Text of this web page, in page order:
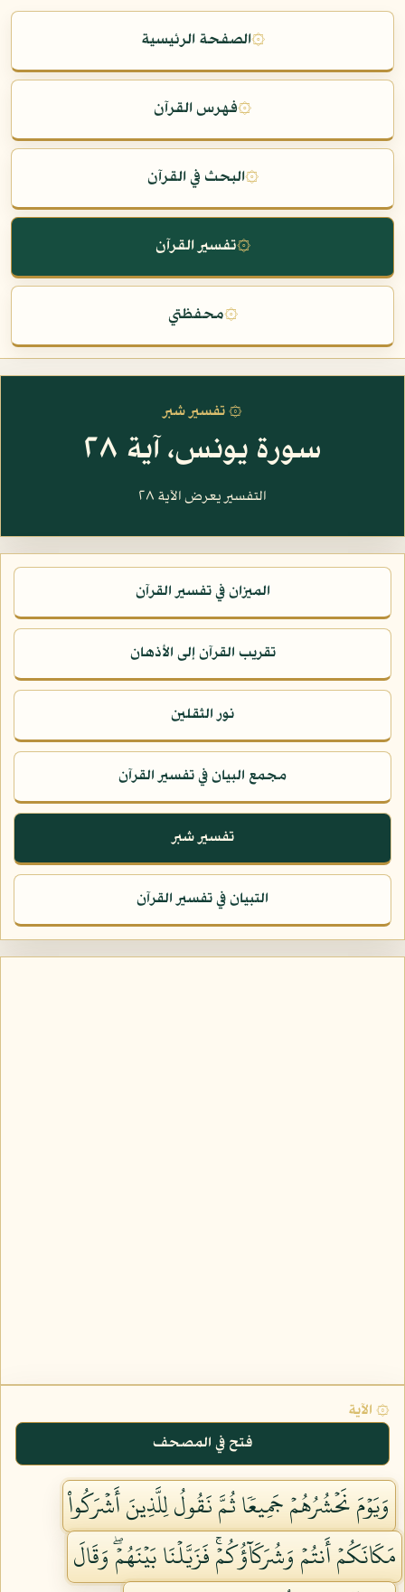
۞الصفحة الرئيسية
۞فهرس القرآن
۞البحث في القرآن
۞تفسير القرآن
۞محفظتي
۞ تفسير شبر
سورة يونس، آية ٢٨
التفسير يعرض الآية ٢٨
الميزان في تفسير القرآن
تقريب القرآن إلى الأذهان
نور الثقلين
مجمع البيان في تفسير القرآن
تفسير شبر
التبيان في تفسير القرآن
۞ الآية
فتح في المصحف
وَيَوۡمَ نَحۡشُرُهُمۡ جَمِيعٗا ثُمَّ نَقُولُ لِلَّذِينَ أَشۡرَكُواْ
مَكَانَكُمۡ أَنتُمۡ وَشُرَكَآؤُكُمۡۚ فَزَيَّلۡنَا بَيۡنَهُمۡۖ وَقَالَ